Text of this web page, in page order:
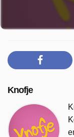
Knofje